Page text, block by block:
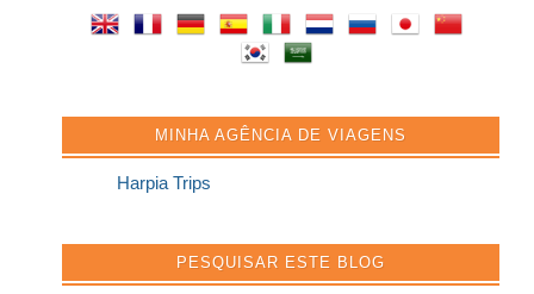
MINHA AGÊNCIA DE VIAGENS
Harpia Trips
PESQUISAR ESTE BLOG